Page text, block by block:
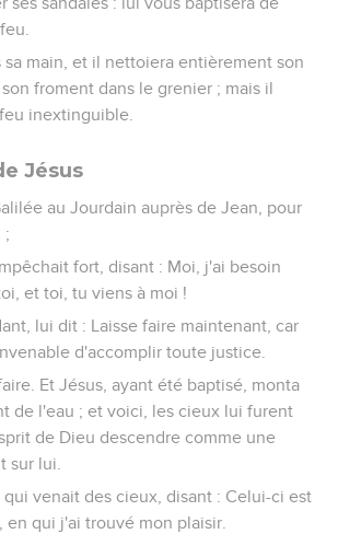
sa main, et il nettoiera entièrement son
froment dans le grenier ; mais il
inextinguible.
Jésus
au Jourdain auprès de Jean, pour
;
fort, disant : Moi, j'ai besoin
et toi, tu viens à moi !
lui dit : Laisse faire maintenant, car
d'accomplir toute justice.
Et Jésus, ayant été baptisé, monta
de l'eau ; et voici, les cieux lui furent
de Dieu descendre comme une
sur lui.
venait des cieux, disant : Celui-ci est
en qui j'ai trouvé mon plaisir.